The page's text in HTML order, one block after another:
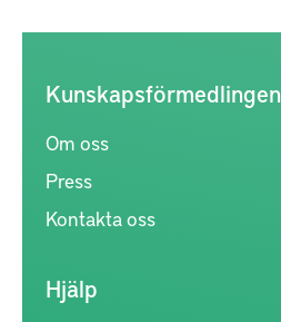
Kunskapsförmedlingen
Om oss
Press
Kontakta oss
Hjälp